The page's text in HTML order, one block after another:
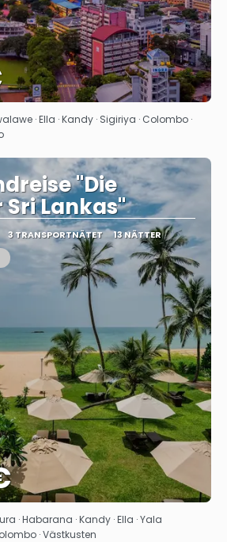
Se
· Ella · Kandy · Sigiriya · Colombo ·
"Die
Lankas"
3 TRANSPORTNÄTET 13 NÄTTER
Se
· Habarana · Kandy · Ella · Yala
· Västkusten